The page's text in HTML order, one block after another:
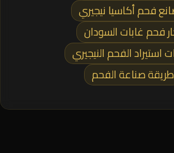
فحم أكاسيا نيجيري
فحم غابات السودان
استيراد الفحم النيجيري
طريقة صناعة الفحم